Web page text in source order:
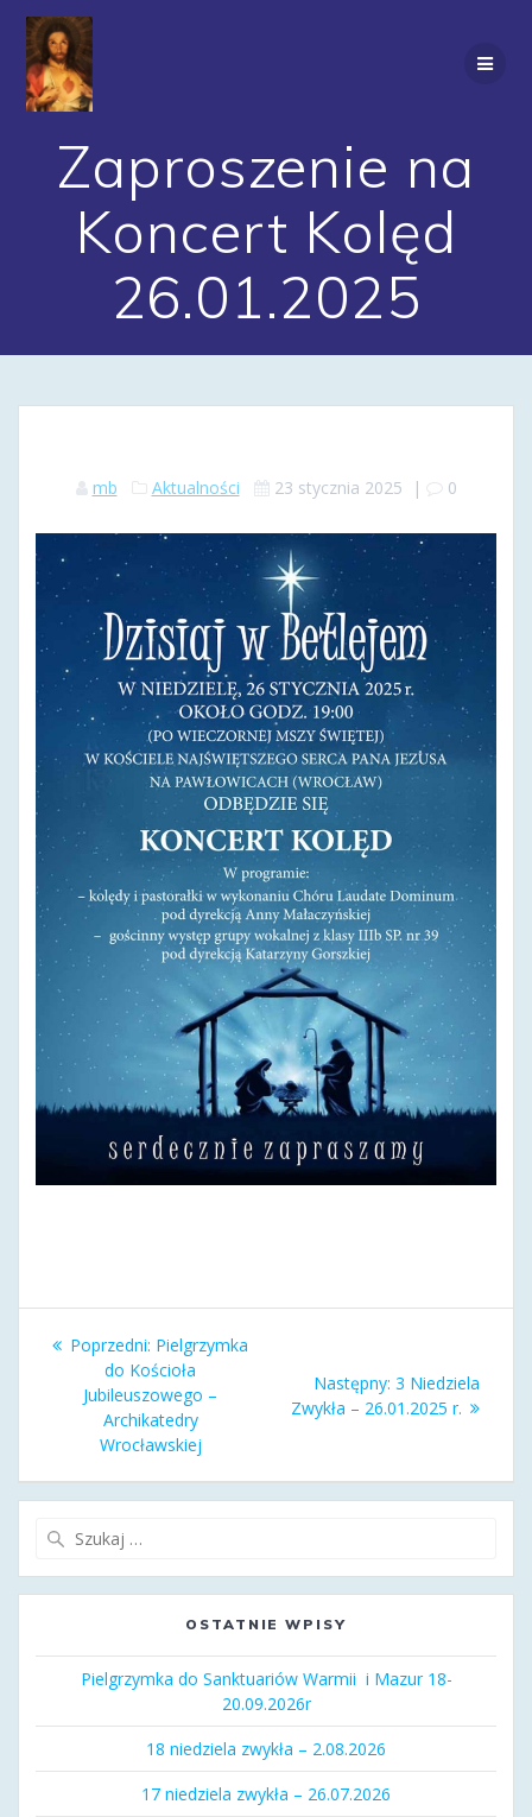
Zaproszenie na
Koncert Kolęd
26.01.2025
mb Aktualności 23 stycznia 2025 | 0
Nawigacja
wpisu
Poprzedni: Poprzedni
wpis:
Pielgrzymka
do Kościoła
Jubileuszowego –
Archikatedry
Wrocławskiej
Następny: Następny
wpis:
3 Niedziela
Zwykła – 26.01.2025 r.
OSTATNIE WPISY
Pielgrzymka do Sanktuariów Warmii i Mazur 18-
20.09.2026r
18 niedziela zwykła – 2.08.2026
17 niedziela zwykła – 26.07.2026